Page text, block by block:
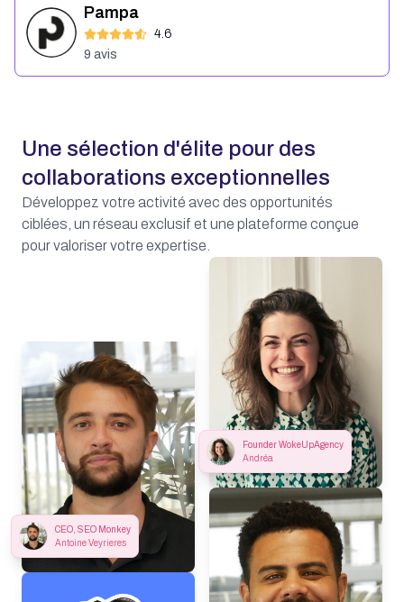
Pampa
4.6
9 avis
Une sélection d'élite pour des
collaborations exceptionnelles
Développez votre activité avec des opportunités
ciblées, un réseau exclusif et une plateforme conçue
pour valoriser votre expertise.
CEO, SEO Monkey
Antoine Veyrieres
Founder WokeUpAgency
Andréa